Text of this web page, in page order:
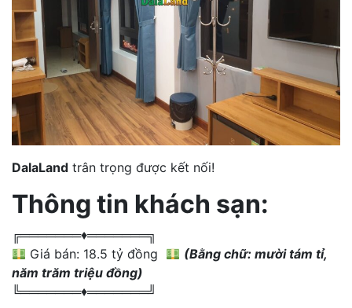
DalaLand trân trọng được kết nối!
Thông tin khách sạn:
╔═══════♦️═══════╗
Giá bán: 18.5 tỷ đồng
(Bằng chữ: mười tám tỉ,
năm trăm triệu đồng)
╚═══════♦️═══════╝